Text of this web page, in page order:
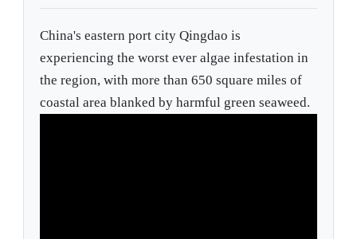
China's eastern port city Qingdao is
experiencing the worst ever algae infestation in
the region, with more than 650 square miles of
coastal area blanked by harmful green seaweed.